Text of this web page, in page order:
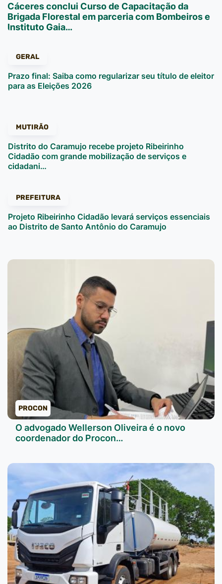
Cáceres conclui Curso de Capacitação da
Brigada Florestal em parceria com Bombeiros e
Instituto Gaia…
GERAL
Prazo final: Saiba como regularizar seu título de eleitor
para as Eleições 2026
MUTIRÃO
Distrito do Caramujo recebe projeto Ribeirinho
Cidadão com grande mobilização de serviços e
cidadani…
PREFEITURA
Projeto Ribeirinho Cidadão levará serviços essenciais
ao Distrito de Santo Antônio do Caramujo
PROCON
O advogado Wellerson Oliveira é o novo
coordenador do Procon…